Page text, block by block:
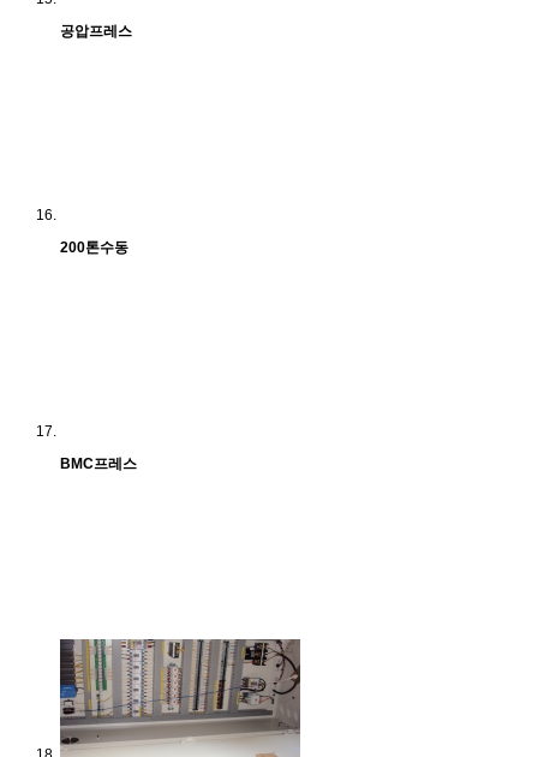
공압프레스
200톤수동
BMC프레스